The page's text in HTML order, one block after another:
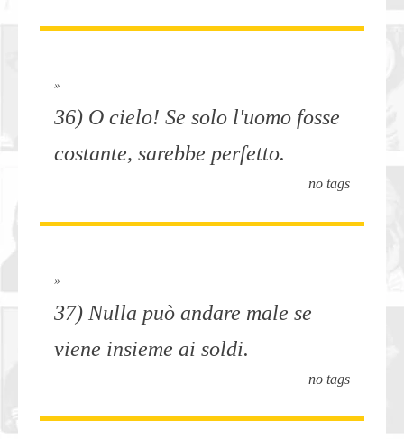
»
36) O cielo! Se solo l'uomo fosse
costante, sarebbe perfetto.
no tags
»
37) Nulla può andare male se
viene insieme ai soldi.
no tags